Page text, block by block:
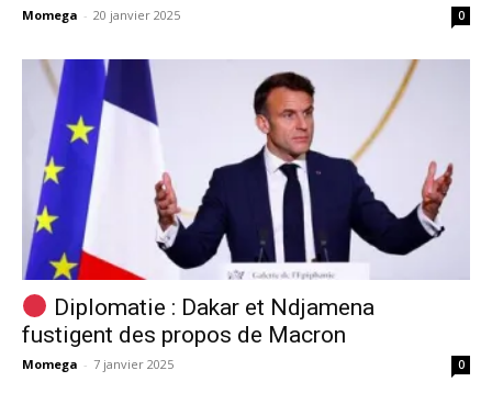
Momega - 20 janvier 2025 0
Diplomatie : Dakar et Ndjamena
fustigent des propos de Macron
Momega - 7 janvier 2025 0